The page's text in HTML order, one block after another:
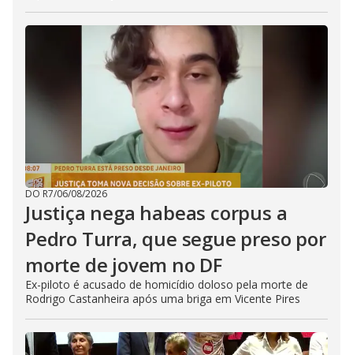
DO R7/06/08/2026
Justiça nega habeas corpus a
Pedro Turra, que segue preso por
morte de jovem no DF
Ex-piloto é acusado de homicídio doloso pela morte de
Rodrigo Castanheira após uma briga em Vicente Pires